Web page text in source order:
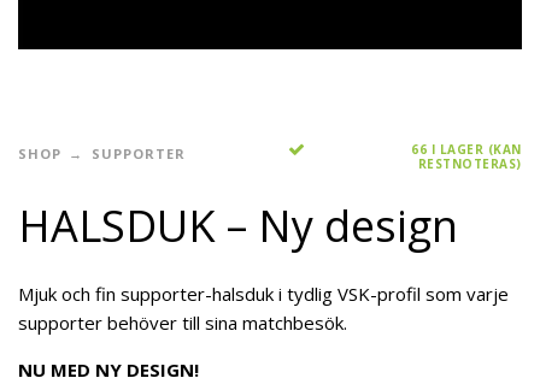
SHOP SUPPORTER
66 I LAGER (KAN
RESTNOTERAS)
HALSDUK – Ny design
Mjuk och fin supporter-halsduk i tydlig VSK-profil som varje
supporter behöver till sina matchbesök.
NU MED NY DESIGN!